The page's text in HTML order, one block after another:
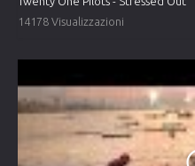
14178 Visualizzazioni